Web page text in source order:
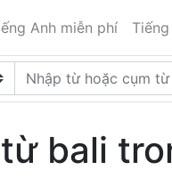
Anh miễn phí
bali